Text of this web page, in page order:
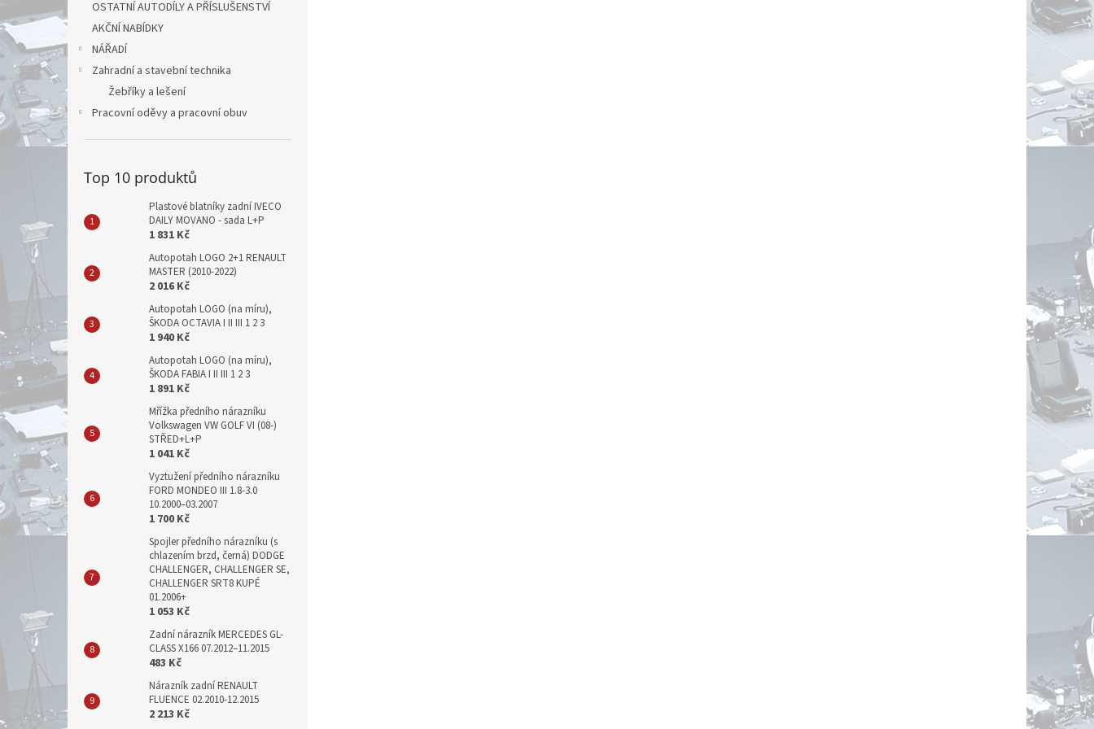
OSTATNÍ AUTODÍLY A PŘÍSLUŠENSTVÍ
AKČNÍ NABÍDKY
NÁŘADÍ
Zahradní a stavební technika
Žebříky a lešení
Pracovní oděvy a pracovní obuv
Top 10 produktů
Plastové blatníky zadní IVECO
DAILY MOVANO - sada L+P
1 831 Kč
Autopotah LOGO 2+1 RENAULT
MASTER (2010-2022)
2 016 Kč
Autopotah LOGO (na míru),
ŠKODA OCTAVIA I II III 1 2 3
1 940 Kč
Autopotah LOGO (na míru),
ŠKODA FABIA I II III 1 2 3
1 891 Kč
Mřížka předního nárazníku
Volkswagen VW GOLF VI (08-)
STŘED+L+P
1 041 Kč
Vyztužení předního nárazníku
FORD MONDEO III 1.8-3.0
10.2000–03.2007
1 700 Kč
Spojler předního nárazníku (s
chlazením brzd, černá) DODGE
CHALLENGER, CHALLENGER SE,
CHALLENGER SRT8 KUPÉ
01.2006+
1 053 Kč
Zadní nárazník MERCEDES GL-
CLASS X166 07.2012–11.2015
483 Kč
Nárazník zadní RENAULT
FLUENCE 02.2010-12.2015
2 213 Kč